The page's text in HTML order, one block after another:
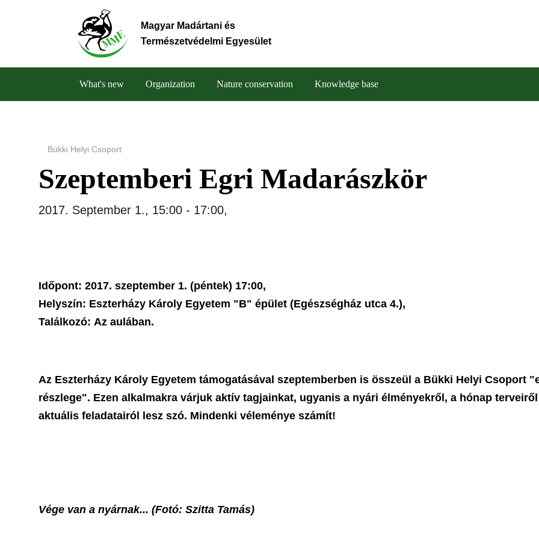
Magyar Madártani és
Természetvédelmi Egyesület
navigation
What's new Organization Nature conservation Knowledge base
Bükki Helyi Csoport
Szeptemberi Egri Madarászkör
2017. September 1., 15:00 - 17:00,
Időpont: 2017. szeptember 1. (péntek) 17:00,
Helyszín: Eszterházy Károly Egyetem "B" épület (Egészségház utca 4.),
Találkozó: Az aulában.
Az Eszterházy Károly Egyetem támogatásával szeptemberben is összeül a Bükki Helyi Csoport
részlege". Ezen alkalmakra várjuk aktív tagjainkat, ugyanis a nyári élményekről, a hónap terveiről
aktuális feladatairól lesz szó. Mindenki véleménye számít!
Vége van a nyárnak... (Fotó: Szitta Tamás)